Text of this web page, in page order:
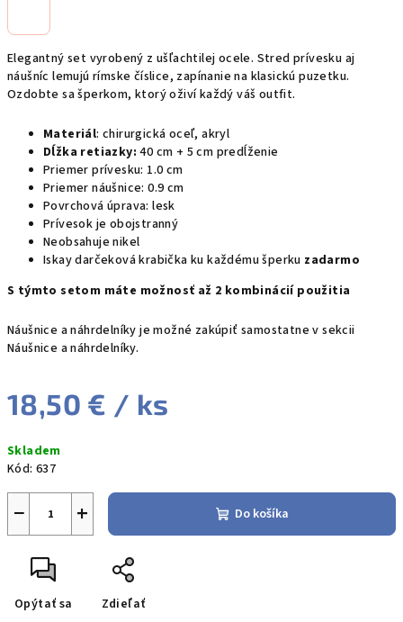
Elegantný set vyrobený z ušľachtilej ocele. Stred prívesku aj
náušníc lemujú rímske číslice, zapínanie na klasickú puzetku.
Ozdobte sa šperkom, ktorý oživí každý váš outfit.
Materiál: chirurgická oceľ, akryl
Dĺžka retiazky:40 cm + 5 cm predĺženie
Priemer prívesku: 1.0 cm
Priemer náušnice: 0.9 cm
Povrchová úprava: lesk
Prívesok je obojstranný
Neobsahuje nikel
Iskay darčeková krabička ku každému šperku zadarmo
S týmto setom máte možnosť až 2 kombinácií použitia
Náušnice a náhrdelníky je možné zakúpiť samostatne v sekcii
Náušnice a náhrdelníky.
18,50 € / ks
cena:
Skladem
Kód: 637
+
− Do košíka
Opýtať sa Zdieľať